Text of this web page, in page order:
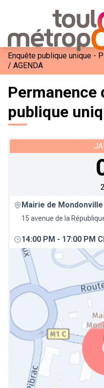
/ AGENDA
Permanence
publique
Mairie de Mondonville
15 avenue de la
14:00 PM - 17:00 PM